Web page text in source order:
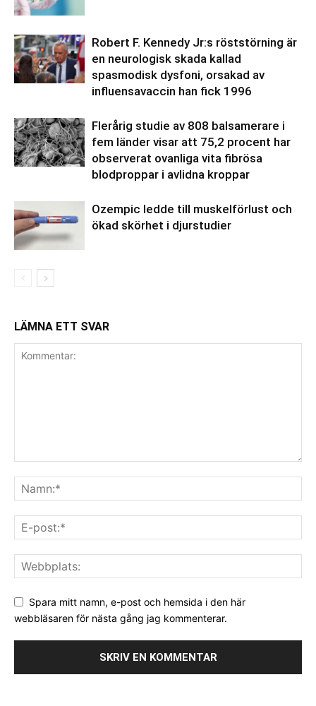
Robert F. Kennedy Jr:s röststörning är
en neurologisk skada kallad
spasmodisk dysfoni, orsakad av
influensavaccin han fick 1996
Flerårig studie av 808 balsamerare i
fem länder visar att 75,2 procent har
observerat ovanliga vita fibrösa
blodproppar i avlidna kroppar
Ozempic ledde till muskelförlust och
ökad skörhet i djurstudier
LÄMNA ETT SVAR
Spara mitt namn, e-post och hemsida i den här
webbläsaren för nästa gång jag kommenterar.